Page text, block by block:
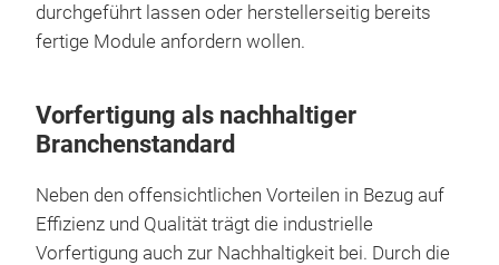
durchgeführt lassen oder herstellerseitig bereits
fertige Module anfordern wollen.
Vorfertigung als nachhaltiger
Branchenstandard
Neben den offensichtlichen Vorteilen in Bezug auf
Effizienz und Qualität trägt die industrielle
Vorfertigung auch zur Nachhaltigkeit bei. Durch die